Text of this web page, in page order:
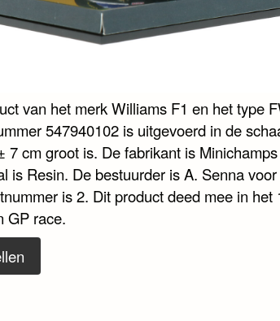
van het merk Williams F1 en het type
547940102 is uitgevoerd in de
7 cm groot is. De fabrikant is
is Resin. De bestuurder is A. Senna
is 2. Dit product deed mee in het
GP race.